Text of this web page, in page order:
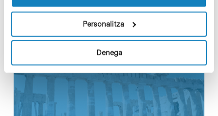
Personalitza
Denega
Notícies més vistes